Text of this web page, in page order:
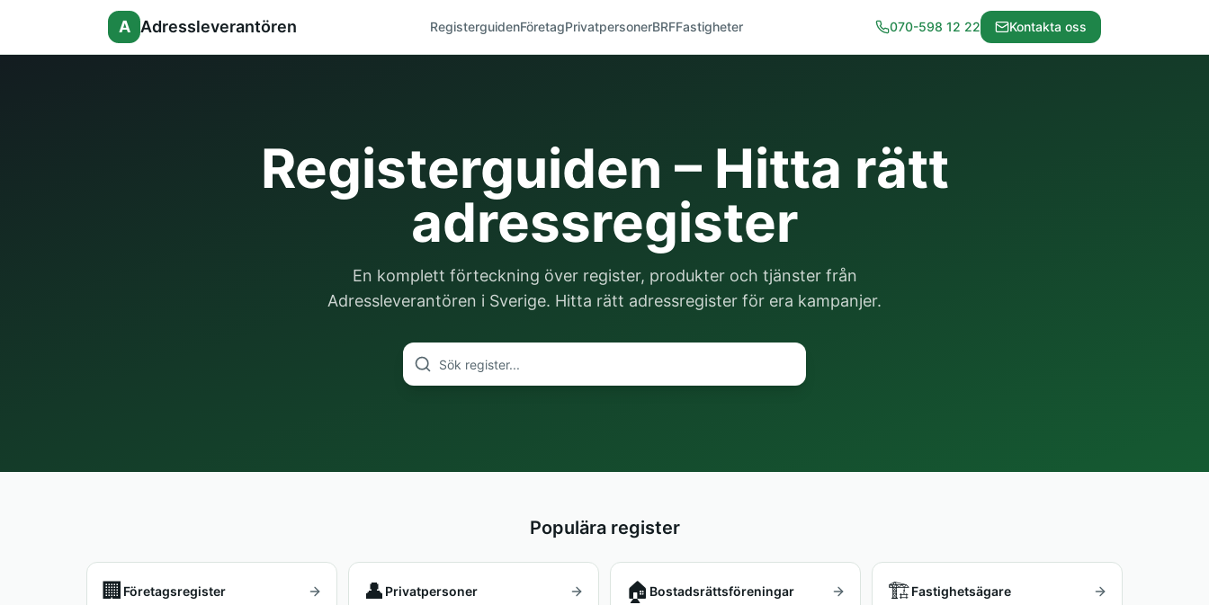
A Adressleverantören RegisterguidenFöretagPrivatpersonerBRFFastigheter 070-598 12 22 Kontakta oss
Registerguiden – Hitta rätt
adressregister
En komplett förteckning över register, produkter och tjänster från
Adressleverantören i Sverige. Hitta rätt adressregister för era kampanjer.
Populära register
🏢 Företagsregister 👤 Privatpersoner 🏠 Bostadsrättsföreningar 🏗️Fastighetsägare